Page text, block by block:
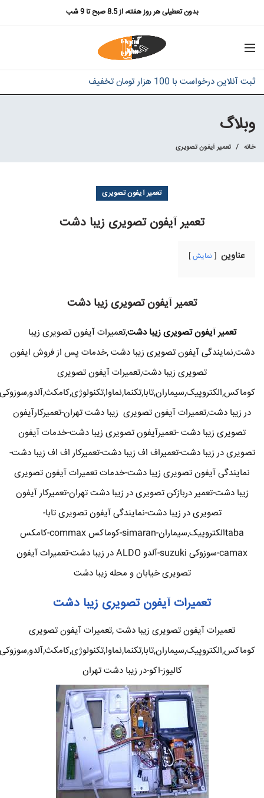
بدون تعطیلی هر روز هفته، از 8.5 صبح تا 9 شب
ثبت آنلاین درخواست با 100 هزار تومان تخفیف
وبلاگ
خانه تعمیر آیفون تصویری
تعمیر آیفون تصویری
تعمیر آیفون تصویری زیبا دشت
عناوین نمایش
تعمیر آیفون تصویری زیبا دشت
تعمیر آیفون تصویری زیبا دشت,تعمیرات آیفون تصویری زیبا
دشت,نمایندگی آیفون تصویری زیبا دشت ,خدمات پس از فروش ایفون
تصویری زیبا دشت,تعمیرات آیفون تصویری
کوماکس,الکتروپیک,سیماران,تابا,تکنما,نماوا,تکنولوژی,کامکث,آلدو,سوزوکی
در زیبا دشت,تعمیرات آیفون تصویری زیبا دشت تهران-تعمیرکارآیفون
تصویری زیبا دشت -تعمیرآیفون تصویری زیبا دشت-خدمات آیفون
تصویری در زیبا دشت-تعمیراف اف زیبا دشت-تعمیرکار اف اف زیبا دشت-
نمایندگی آیفون تصویری زیبا دشت-خدمات تعمیرات آیفون تصویری
زیبا دشت-تعمیر دربازکن تصویری در زیبا دشت تهران-تعمیرکار آیفون
تصویری در زیبا دشت-نمایندگی آیفون تصویری تابا-
tabaالکتروپیک,سیماران-simaran-کوماکس commax-کامکس
camax-سوزوکی suzuki-آلدو ALDO در زیبا دشت-تعمیرات آیفون
تصویری خیابان و محله زیبا دشت
تعمیرات آیفون تصویری زیبا دشت
تعمیرات آیفون تصویری زیبا دشت ,تعمیرات آیفون تصویری
کوماکس,الکتروپیک,سیماران,تابا,تکنما,نماوا,تکنولوژی,کامکث,آلدو,سوزوکی
کالیوز-اکو-در زیبا دشت تهران